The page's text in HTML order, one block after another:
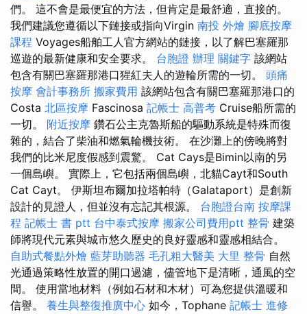
們。 這不會是最便宜的方法，但肯定是最舒適，直接的。
我們建議您遵循以下鏈接或指向Virgin 南投 外燴 腳底按摩
課程 Voyages船舶工人官方網站的鏈接，以了解巴塞羅那
巡遊的最新健康和安全要求。 台胞證 辦理 關鍵字 該網站
包含有關巴塞羅那港口猩紅夫人的遊輪所需的一切。 頭痛
按摩 會計事務所 搬家費用 該網站包含有關巴塞羅那港口的
Costa 北區按摩 Fascinosa 記帳士 高普考 Cruise船所需的
一切。 附近按摩 鑽石公主克魯斯船的驅動系統是特殊而復
雜的，結合了柴油和燃氣輪機技術。 在沙灘上的傍晚將對
我們的比米尼度假感到震驚。 Cat Cays是Bimin以南的另
一個島嶼。 實際上，它包括兩個島嶼，北貓Cayt和South
Cat Cayt。 伊斯坦布爾加拉塔帕特（Galataport）是創新
設計的見證人，但並沒有忘記其根源。 台胞證台南 按摩課
程 記帳士 書 ptt 台中泰式按摩 搬家公司費用ptt 整骨 建築
師將現代元素與城市悠久歷史的良好靈感和靈感相結合。
自助式餐點外燴 藍芽助聽器 毛孔粗大醫美 大里 整骨 自然
光通過策略性放置的開口過濾，儘管地下是清晰，通風的空
間。 使用當地材料（例如石材和木材）可為您提供溫暖和
信譽。 養生與整復推廣中心 如今，Tophane 記帳士 進修